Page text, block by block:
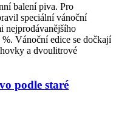
balení piva. Pro
speciální vánoční
nejprodávanějšího
Vánoční edice se dočkají
a dvoulitrové
podle staré